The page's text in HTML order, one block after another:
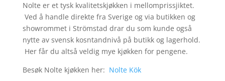
Nolte er et tysk kvalitetskjøkken i mellomprissjiktet.
Ved å handle direkte fra Sverige og via butikken og
showrommet i Strömstad drar du som kunde også
nytte av svensk kosntandnivå på butikk og lagerhold.
Her får du altså veldig mye kjøkken for pengene.
Besøk Nolte kjøkken her: Nolte Kök